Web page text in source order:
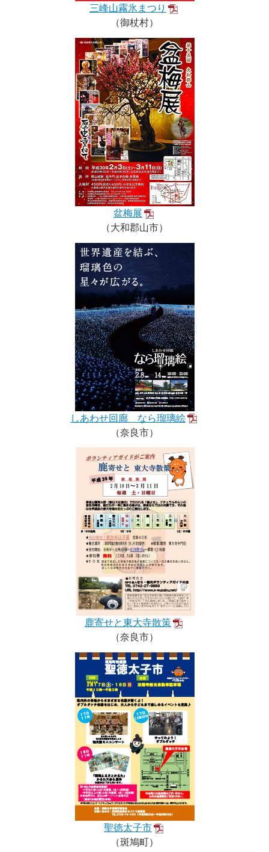
三峰山霧氷まつり
（御杖村）
盆梅展
（大和郡山市）
しあわせ回廊 なら瑠璃絵
（奈良市）
鹿寄せと東大寺散策
（奈良市）
聖徳太子市
（斑鳩町）